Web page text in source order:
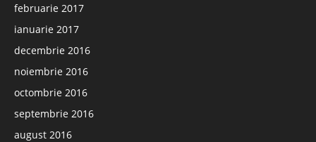
februarie 2017
ianuarie 2017
decembrie 2016
noiembrie 2016
octombrie 2016
septembrie 2016
august 2016